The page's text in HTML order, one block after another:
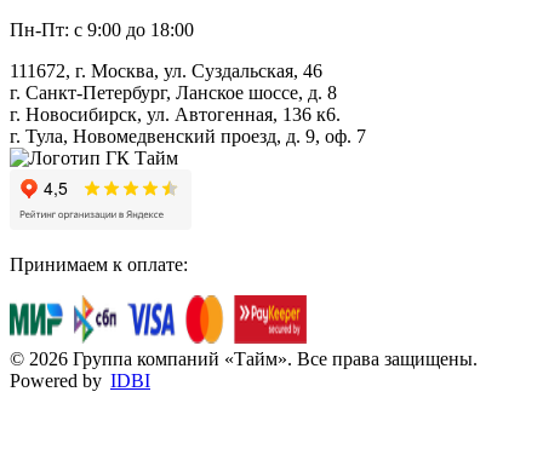
Пн-Пт: с 9:00 до 18:00
111672, г. Москва, ул. Суздальская, 46
г. Санкт-Петербург, Ланское шоссе, д. 8
г. Новосибирск, ул. Автогенная, 136 к6.
г. Тула, Новомедвенский проезд, д. 9, оф. 7
Принимаем к оплате:
© 2026 Группа компаний «Тайм». Все права защищены.
Powered by IDBI